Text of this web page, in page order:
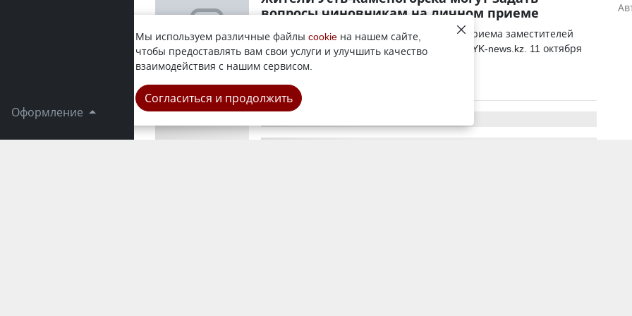
Оформление
вопросы чиновникам на личном приеме
В акимате предоставили график личного приема заместителей
акима и руководителей отделов, передает YK-news.kz. 11 октября
Федченко Д.В., заместитель акима:...
Город
Мы используем различные файлы cookie на нашем сайте,
чтобы предоставлять вам свои услуги и улучшить качество
взаимодействия с нашим сервисом.
Согласиться и продолжить